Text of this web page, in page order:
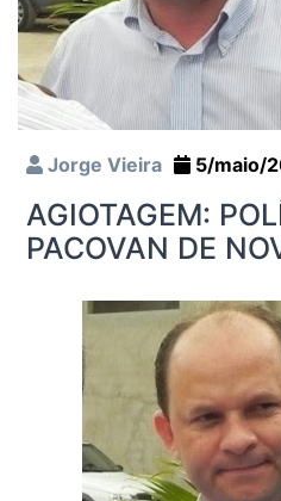
Jorge Vieira 5/maio/
AGIOTAGEM:
PACOVAN DE